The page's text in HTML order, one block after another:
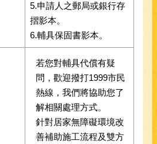
5.申請人之郵局或銀行存
摺影本。
6.輔具保固書影本。
若您對輔具代償有疑
問，歡迎撥打1999市民
熱線，我們將協助您了
解相關處理方式。
針對居家無障礙環境改
善補助施工流程及雙方